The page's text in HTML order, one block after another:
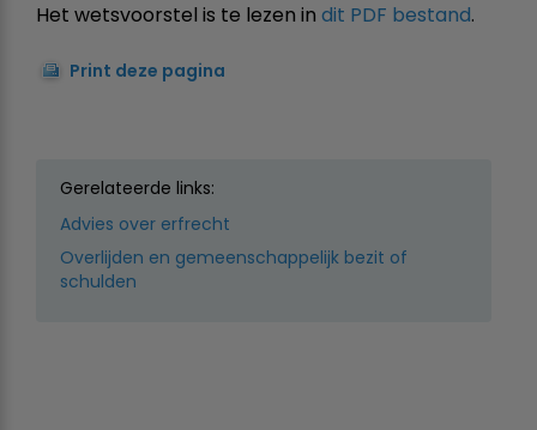
Het wetsvoorstel is te lezen in dit PDF bestand.
Print deze pagina
Gerelateerde links:
Advies over erfrecht
Overlijden en gemeenschappelijk bezit of
schulden